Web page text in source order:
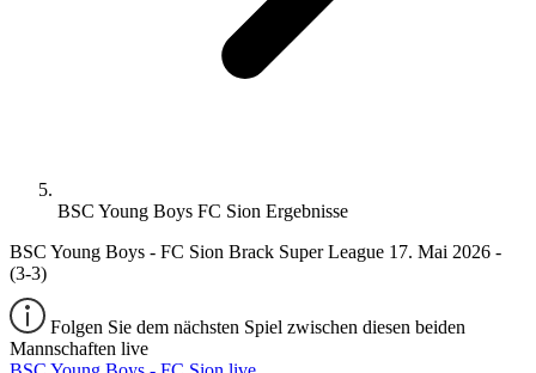
BSC Young Boys FC Sion Ergebnisse
BSC Young Boys - FC Sion Brack Super League 17. Mai 2026 -
(3-3)
Folgen Sie dem nächsten Spiel zwischen diesen beiden
Mannschaften live